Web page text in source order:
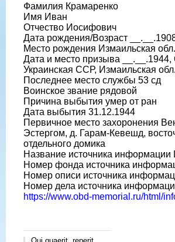
Фамилия Крамаренко
Имя Иван
Отчество Иосифович
Дата рождения/Возраст
Место рождения Измаильская
Дата и место призыва __.__.1944,
Украинская ССР, Измаильская
Последнее место службы 53 сд
Воинское звание рядовой
Причина выбытия умер от ран
Дата выбытия 31.12.1944
Первичное место захоронения
Эстергом, д. Гарам-Кевешд,
отдельного домика
Название источника
Номер фонда источника
Номер описи источника
Номер дела источника
https://www.obd-memorial.ru/html/